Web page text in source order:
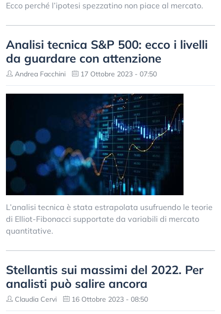
Ecco perché l’ipotesi spezzatino non piace al mercato.
Analisi tecnica S&P 500: ecco i livelli
da guardare con attenzione
Andrea Facchini 17 Ottobre 2023 - 07:50
L’analisi tecnica è stata estrapolata usufruendo le teorie
di Elliot-Fibonacci supportate da variabili di mercato
quantitative.
Stellantis sui massimi del 2022. Per
analisti può salire ancora
Claudia Cervi 16 Ottobre 2023 - 08:50